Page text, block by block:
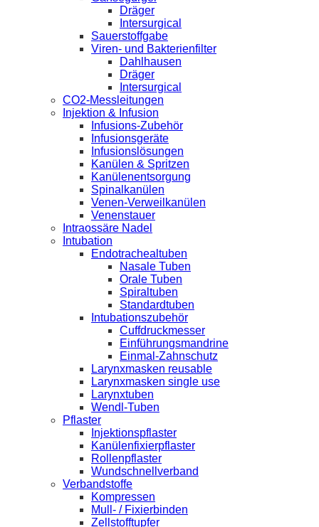
Dräger
Intersurgical
Sauerstoffgabe
Viren- und Bakterienfilter
Dahlhausen
Dräger
Intersurgical
CO2-Messleitungen
Injektion & Infusion
Infusions-Zubehör
Infusionsgeräte
Infusionslösungen
Kanülen & Spritzen
Kanülenentsorgung
Spinalkanülen
Venen-Verweilkanülen
Venenstauer
Intraossäre Nadel
Intubation
Endotrachealtuben
Nasale Tuben
Orale Tuben
Spiraltuben
Standardtuben
Intubationszubehör
Cuffdruckmesser
Einführungsmandrine
Einmal-Zahnschutz
Larynxmasken reusable
Larynxmasken single use
Larynxtuben
Wendl-Tuben
Pflaster
Injektionspflaster
Kanülenfixierpflaster
Rollenpflaster
Wundschnellverband
Verbandstoffe
Kompressen
Mull- / Fixierbinden
Zellstofftupfer